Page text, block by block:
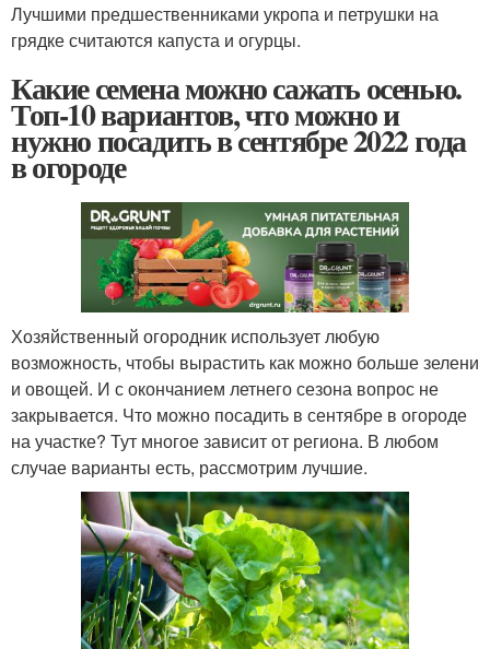
Лучшими предшественниками укропа и петрушки на
грядке считаются капуста и огурцы.
Какие семена можно сажать осенью.
Топ-10 вариантов, что можно и
нужно посадить в сентябре 2022 года
в огороде
Хозяйственный огородник использует любую
возможность, чтобы вырастить как можно больше зелени
и овощей. И с окончанием летнего сезона вопрос не
закрывается. Что можно посадить в сентябре в огороде
на участке? Тут многое зависит от региона. В любом
случае варианты есть, рассмотрим лучшие.